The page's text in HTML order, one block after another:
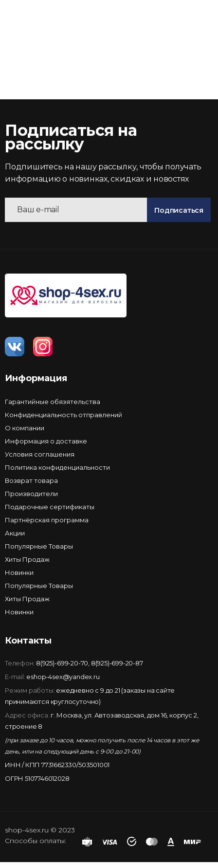
Подписаться на
рассылку
Подпишитесь на нашу рассылку, чтобы получать
информацию о новинках, скидках и новостях
Подписаться
Информация
Гарантийные обязятельства
Конфиденциальность отправлений
О компании
Информация о доставке
Условия соглашения
Политика конфиденциальности
Возврат товара
Производители
Подарочные сертификаты
Партнёрская программа
Акции
Популярные Товары
Хиты Продаж
Новинки
Популярные Товары
Хиты Продаж
Новинки
Контакты
Телефон: 8(925)-699-20-70 8(925)-699-20-87
E-mail: eshop-4sex@yandex.ru
Режим работы: ежедневно с 9 до 21 (заказы на сайте
принимаются круглосуточно)
Адрес офиса: г. Москва, ул. Автозаводская, дом 16, корпус 2,
строение 8
(при заказе до 10 часов, можно получить после 14 часов в этот же
день, или на следующий день с 9-00 до 21-00)
ИНН / КПП 7731662330/503501001
ОГРН 5107746012028
shop-4sex.ru © 2023
Способы оплаты: